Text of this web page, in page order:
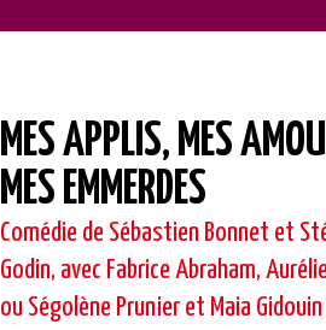
MES APPLIS, MES
MES EMMERDES
Comédie de Sébastien Bonnet et
Godin, avec Fabrice Abraham,
ou Ségolène Prunier et Maia Gidouin